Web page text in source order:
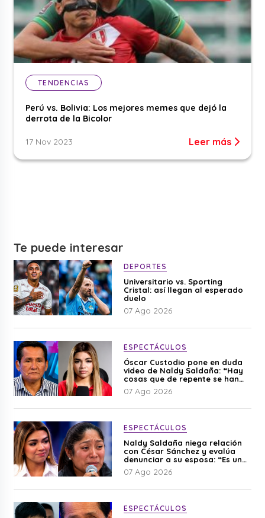
TENDENCIAS
Perú vs. Bolivia: Los mejores memes que dejó la
derrota de la Bicolor
17 Nov 2023 Leer más
Te puede interesar
DEPORTES
Universitario vs. Sporting
Cristal: así llegan al esperado
duelo
07 Ago 2026
ESPECTÁCULOS
Óscar Custodio pone en duda
video de Naldy Saldaña: “Hay
cosas que de repente se han
editado”
07 Ago 2026
ESPECTÁCULOS
Naldy Saldaña niega relación
con César Sánchez y evalúa
denunciar a su esposa: “Es una
difamación”
07 Ago 2026
ESPECTÁCULOS